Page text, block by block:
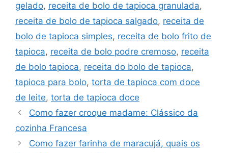
gelado, receita de bolo de tapioca granulada,
receita de bolo de tapioca salgado, receita de
bolo de tapioca simples, receita de bolo frito de
tapioca, receita de bolo podre cremoso, receita
de bolo tapioca, receita do bolo de tapioca,
tapioca para bolo, torta de tapioca com doce
de leite, torta de tapioca doce
Como fazer croque madame: Clássico da
cozinha Francesa
Como fazer farinha de maracujá, quais os